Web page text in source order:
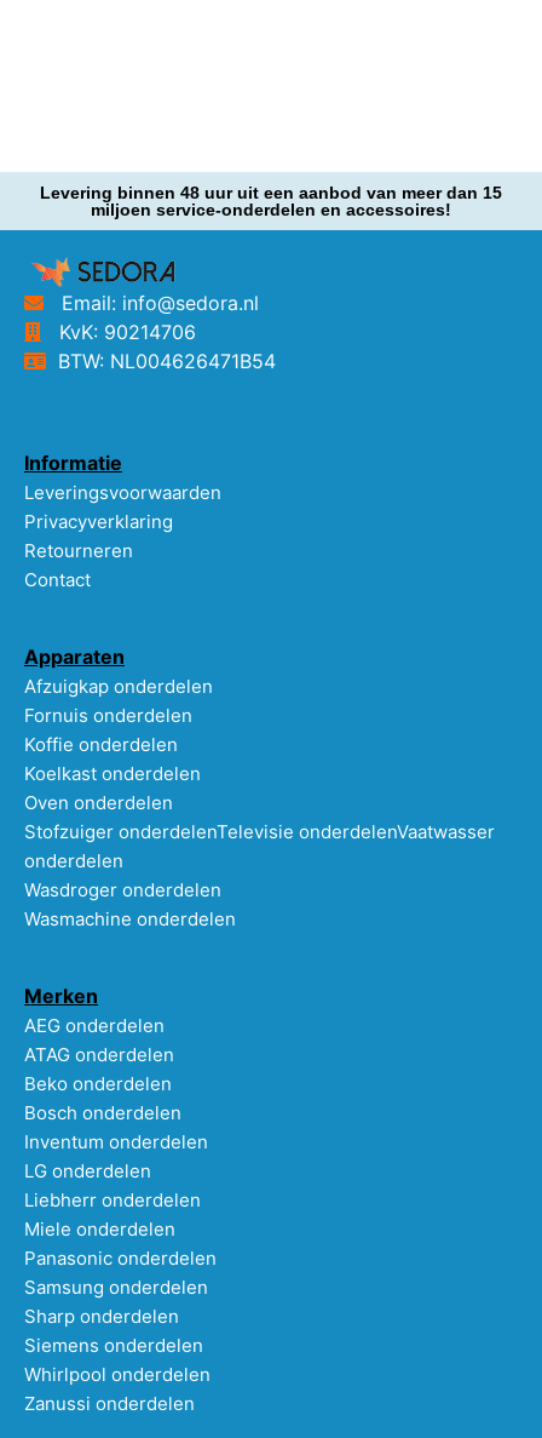
Levering binnen 48 uur uit een aanbod van meer dan 15
miljoen service-onderdelen en accessoires!
Email: info@sedora.nl
KvK: 90214706
BTW: NL004626471B54
Informatie
Leveringsvoorwaarden
Privacyverklaring
Retourneren
Contact
Apparaten
Afzuigkap onderdelen
Fornuis onderdelen
Koffie onderdelen
Koelkast onderdelen
Oven onderdelen
Stofzuiger onderdelenTelevisie onderdelenVaatwasser
onderdelen
Wasdroger onderdelen
Wasmachine onderdelen
Merken
AEG onderdelen
ATAG onderdelen
Beko onderdelen
Bosch onderdelen
Inventum onderdelen
LG onderdelen
Liebherr onderdelen
Miele onderdelen
Panasonic onderdelen
Samsung onderdelen
Sharp onderdelen
Siemens onderdelen
Whirlpool onderdelen
Zanussi onderdelen